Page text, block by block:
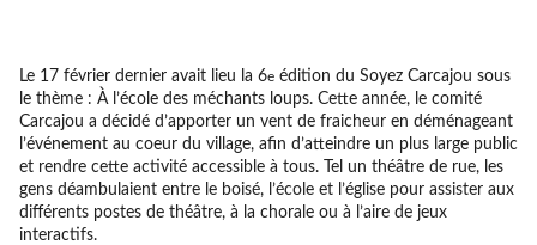
Le 17 février dernier avait lieu la 6eédition du Soyez Carcajou sous
le thème : À l’école des méchants loups. Cette année, le comité
Carcajou a décidé d’apporter un vent de fraicheur en déménageant
l’événement au coeur du village, afin d’atteindre un plus large public
et rendre cette activité accessible à tous. Tel un théâtre de rue, les
gens déambulaient entre le boisé, l’école et l’église pour assister aux
différents postes de théâtre, à la chorale ou à l’aire de jeux
interactifs.